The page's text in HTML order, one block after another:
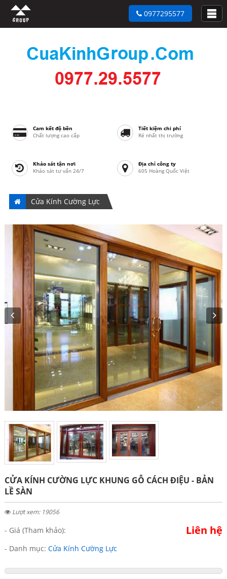
Cam kết độ bền
Chất lượng cao cấp
Tiết kiệm chi phí
Rẻ nhất thị trường
Khảo sát tận nơi
Khảo sát tư vấn 24/7
Địa chỉ công ty
605 Hoàng Quốc Việt
0977295577
Cửa Kính Cường Lực
CỬA KÍNH CƯỜNG LỰC KHUNG GỖ CÁCH ĐIỆU - BẢN
LỀ SÀN
Lượt xem: 19056
- Giá (Tham khảo): Liên hệ
- Danh mục: Cửa Kính Cường Lực